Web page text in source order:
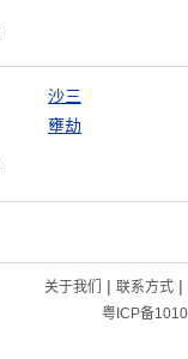
沙三
壅劫
关于我们 | 联系方式|
粤ICP备